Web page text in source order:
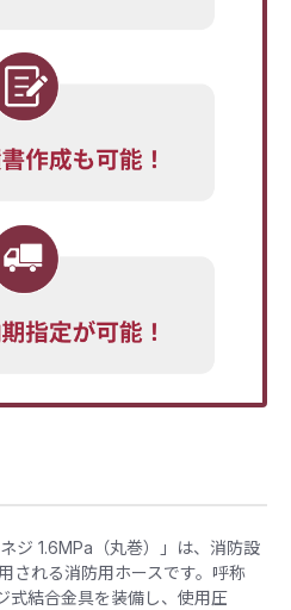
ジ 1.6MPa（丸巻）」は、消防設
される消防用ホースです。呼称
式結合金具を装備し、使用圧